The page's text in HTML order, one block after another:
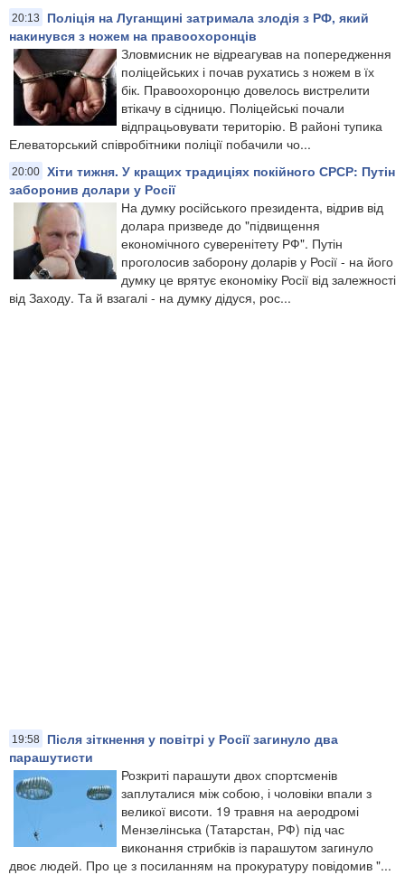
20:13
Поліція на Луганщині затримала злодія з РФ, який
накинувся з ножем на правоохоронців
Зловмисник не відреагував на попередження
поліцейських і почав рухатись з ножем в їх
бік. Правоохоронцю довелось вистрелити
втікачу в сідницю. Поліцейські почали
відпрацьовувати територію. В районі тупика
Елеваторський співробітники поліції побачили чо...
20:00 Хіти тижня. У кращих традиціях покійного СРСР: Путін
заборонив долари у Росії
На думку російського президента, відрив від
долара призведе до "підвищення
економічного суверенітету РФ". Путін
проголосив заборону доларів у Росії - на його
думку це врятує економіку Росії від залежності
від Заходу. Та й взагалі - на думку дідуся, рос...
19:58
Після зіткнення у повітрі у Росії загинуло два
парашутисти
Розкриті парашути двох спортсменів
заплуталися між собою, і чоловіки впали з
великої висоти. 19 травня на аеродромі
Мензелінська (Татарстан, РФ) під час
виконання стрибків із парашутом загинуло
двоє людей. Про це з посиланням на прокуратуру повідомив "...